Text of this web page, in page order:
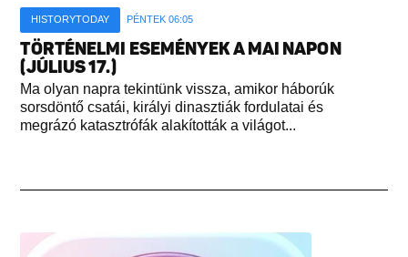
HISTORYTODAY PÉNTEK 06:05
TÖRTÉNELMI ESEMÉNYEK A MAI NAPON
(JÚLIUS 17.)
Ma olyan napra tekintünk vissza, amikor háborúk
sorsdöntő csatái, királyi dinasztiák fordulatai és
megrázó katasztrófák alakították a világot...